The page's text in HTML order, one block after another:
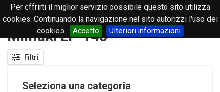
Per offrirti il miglior servizio possibile questo sito utilizza
cookies. Continuando la navigazione nel sito autorizzi l'uso dei
cookies.
Accetto Ulteriori informazioni
0
Mimaki LF-140
Filtri
Seleziona una categoria